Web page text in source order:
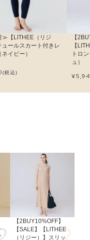
【LITHEE（リジ
ュールスカート付きレ
イビー）
(税込)
【
【
トロ
ュ）
¥
【2BUY10%OFF】
【SALE】【LITHEE
（リジー）】スリッ